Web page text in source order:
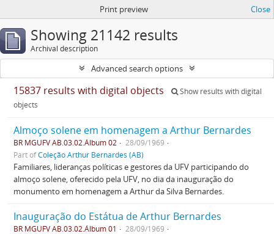
Print preview Close
Showing 21142 results
Archival description
Advanced search options
15837 results with digital objects
Show results with digital
objects
Almoço solene em homenagem a Arthur Bernardes
BR MGUFV AB.03.02.Álbum 02
28/09/1969
Part ofColeção Arthur Bernardes (AB)
Familiares, lideranças políticas e gestores da UFV participando do
almoço solene, oferecido pela UFV, no dia da inauguração do
monumento em homenagem a Arthur da Silva Bernardes.
Inauguração do Estátua de Arthur Bernardes
BR MGUFV AB.03.02.Álbum 01
28/09/1969